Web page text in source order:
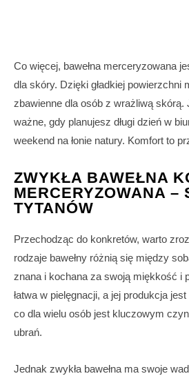
Co więcej, bawełna merceryzowana
dla skóry. Dzięki gładkiej powierzchni
zbawienne dla osób z wrażliwą skórą.
ważne, gdy planujesz długi dzień w
weekend na łonie natury. Komfort to
ZWYKŁA BAWEŁNA
MERCERYZOWANA –
TYTANÓW
Przechodząc do konkretów, warto
rodzaje bawełny różnią się między
znana i kochana za swoją miękkość i
łatwa w pielęgnacji, a jej produkcja
co dla wielu osób jest kluczowym
ubrań.
Jednak zwykła bawełna ma swoje